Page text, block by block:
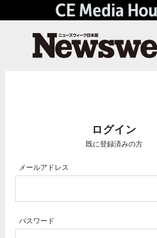
ログイン
既に登録済みの方
メールアドレス
パスワード